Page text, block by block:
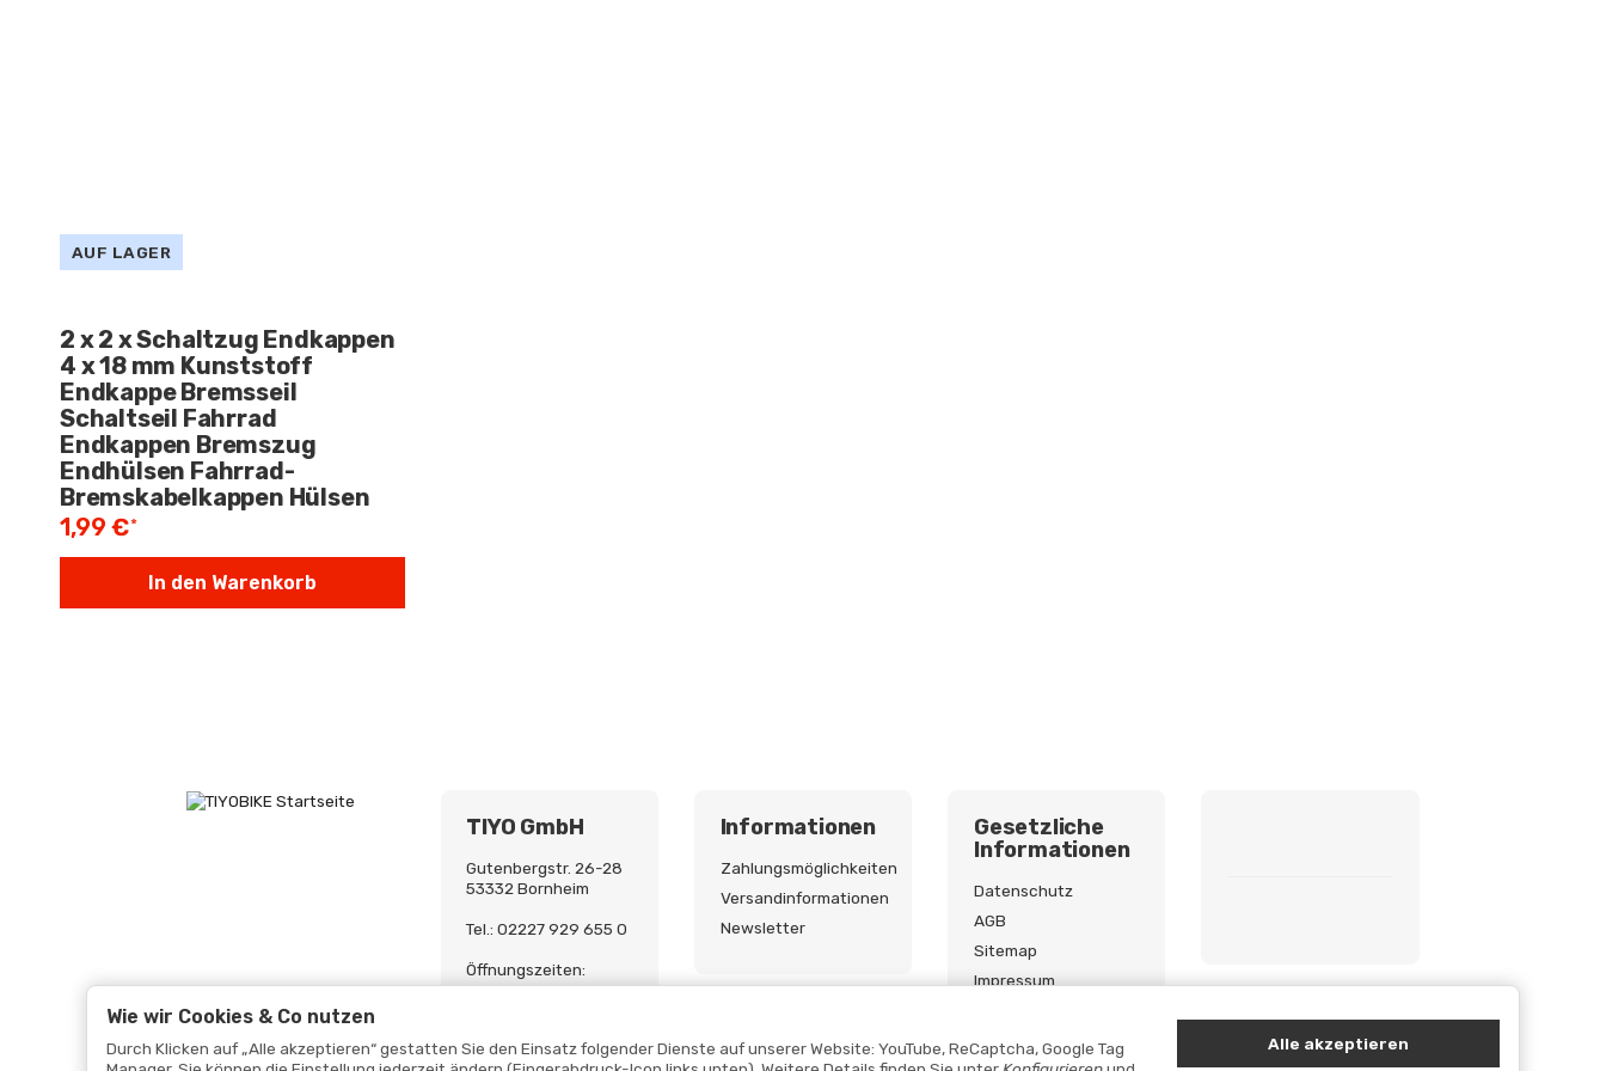
AUF LAGER
2 x 2 x Schaltzug Endkappen
4 x 18 mm Kunststoff
Endkappe Bremsseil
Schaltseil Fahrrad
Endkappen Bremszug
Endhülsen Fahrrad-
Bremskabelkappen Hülsen
1,99 €*
In den Warenkorb
TIYO GmbH
Gutenbergstr. 26-28
53332 Bornheim
Tel.: 02227 929 655 0
Öffnungszeiten:
Mo-Fr. 09:00 - 17:00
Informationen
Zahlungsmöglichkeiten
Versandinformationen
Newsletter
Gesetzliche
Informationen
Datenschutz
AGB
Sitemap
Impressum
Widerrufsrecht
Alle akzeptieren
Wie wir Cookies & Co nutzen
Durch Klicken auf „Alle akzeptieren“ gestatten Sie den Einsatz folgender Dienste auf unserer Website: YouTube, ReCaptcha, Google Tag